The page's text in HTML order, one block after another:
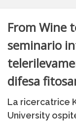
From Wine
seminario
difesa
La ricercatrice
University